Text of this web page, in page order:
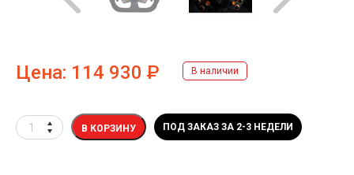
Цена: 114 930 Р В наличии
В КОРЗИНУ ПОД ЗАКАЗ ЗА 2-3 НЕДЕЛИ